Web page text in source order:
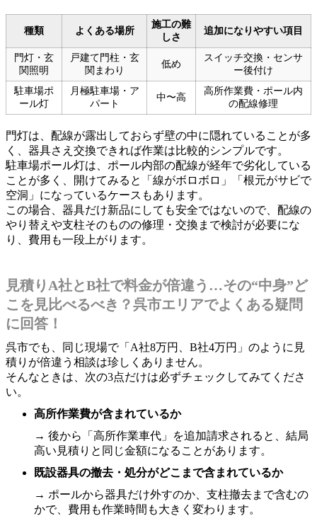
種類 よくある場所
施工の難
しさ
追加になりやすい項目
門灯・玄
関照明
戸建て門柱・玄
関まわり
低め
スイッチ交換・センサ
ー後付け
駐車場ポ
ール灯
月極駐車場・ア
パート
中〜高
高所作業費・ポール内
の配線修理
門灯は、配線が露出しておらず壁の中に隠れていることが多
く、器具さえ交換できれば作業は比較的シンプルです。
駐車場ポール灯は、ポール内部の配線が経年で劣化している
ことが多く、開けてみると「線がボロボロ」「根元がサビで
空洞」になっているケースもあります。
この場合、器具だけ新品にしても安全ではないので、配線の
やり替えや支柱そのものの修理・交換まで検討が必要にな
り、費用も一段上がります。
見積りA社とB社で料金が倍違う…その“中身”ど
こを見比べるべき？呉市エリアでよくある疑問
に回答！
呉市でも、同じ現場で「A社8万円、B社4万円」のように見
積りが倍違う相談は珍しくありません。
そんなときは、次の3点だけは必ずチェックしてみてくださ
い。
高所作業費が含まれているか
→ 後から「高所作業車代」を追加請求されると、結局
高い見積りと同じ金額になることがあります。
既設器具の撤去・処分がどこまで含まれているか
→ ポールから器具だけ外すのか、支柱撤去まで含むの
かで、費用も作業時間も大きく変わります。